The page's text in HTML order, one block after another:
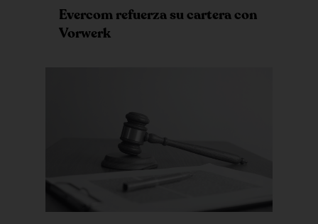
Evercom refuerza su cartera con
Vorwerk